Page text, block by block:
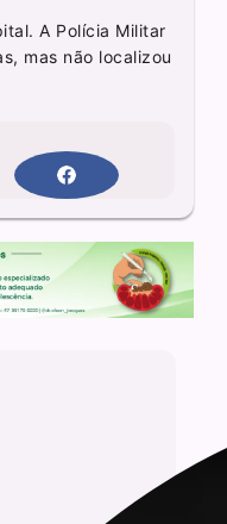
A Polícia Militar
mas não localizou